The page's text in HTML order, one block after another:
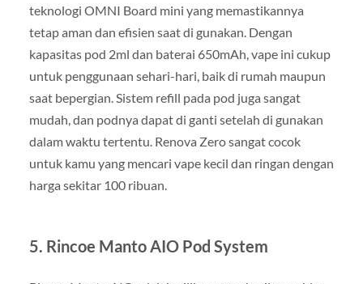
teknologi OMNI Board mini yang memastikannya
tetap aman dan efisien saat di gunakan. Dengan
kapasitas pod 2ml dan baterai 650mAh, vape ini cukup
untuk penggunaan sehari-hari, baik di rumah maupun
saat bepergian. Sistem refill pada pod juga sangat
mudah, dan podnya dapat di ganti setelah di gunakan
dalam waktu tertentu. Renova Zero sangat cocok
untuk kamu yang mencari vape kecil dan ringan dengan
harga sekitar 100 ribuan.
5. Rincoe Manto AIO Pod System